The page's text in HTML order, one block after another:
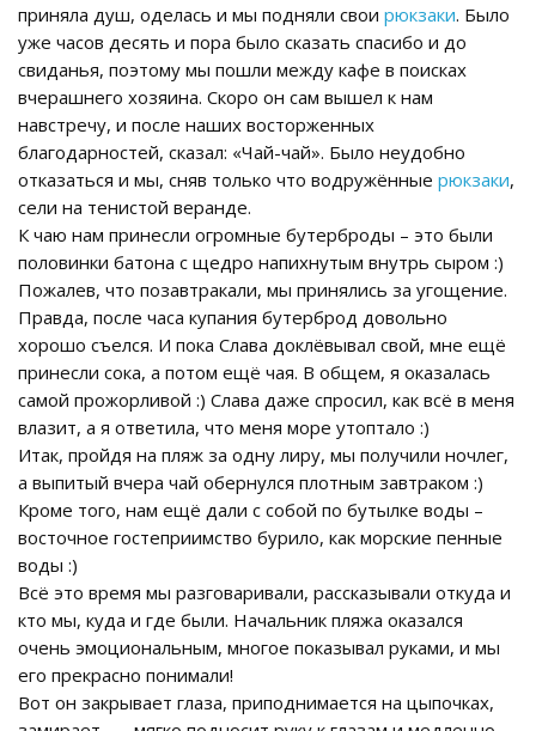
приняла душ, оделась и мы подняли свои рюкзаки. Было
уже часов десять и пора было сказать спасибо и до
свиданья, поэтому мы пошли между кафе в поисках
вчерашнего хозяина. Скоро он сам вышел к нам
навстречу, и после наших восторженных
благодарностей, сказал: «Чай-чай». Было неудобно
отказаться и мы, сняв только что водружённые рюкзаки,
сели на тенистой веранде.
К чаю нам принесли огромные бутерброды – это были
половинки батона с щедро напихнутым внутрь сыром :)
Пожалев, что позавтракали, мы принялись за угощение.
Правда, после часа купания бутерброд довольно
хорошо съелся. И пока Слава доклёвывал свой, мне ещё
принесли сока, а потом ещё чая. В общем, я оказалась
самой прожорливой :) Слава даже спросил, как всё в меня
влазит, а я ответила, что меня море утоптало :)
Итак, пройдя на пляж за одну лиру, мы получили ночлег,
а выпитый вчера чай обернулся плотным завтраком :)
Кроме того, нам ещё дали с собой по бутылке воды –
восточное гостеприимство бурило, как морские пенные
воды :)
Всё это время мы разговаривали, рассказывали откуда и
кто мы, куда и где были. Начальник пляжа оказался
очень эмоциональным, многое показывал руками, и мы
его прекрасно понимали!
Вот он закрывает глаза, приподнимается на цыпочках,